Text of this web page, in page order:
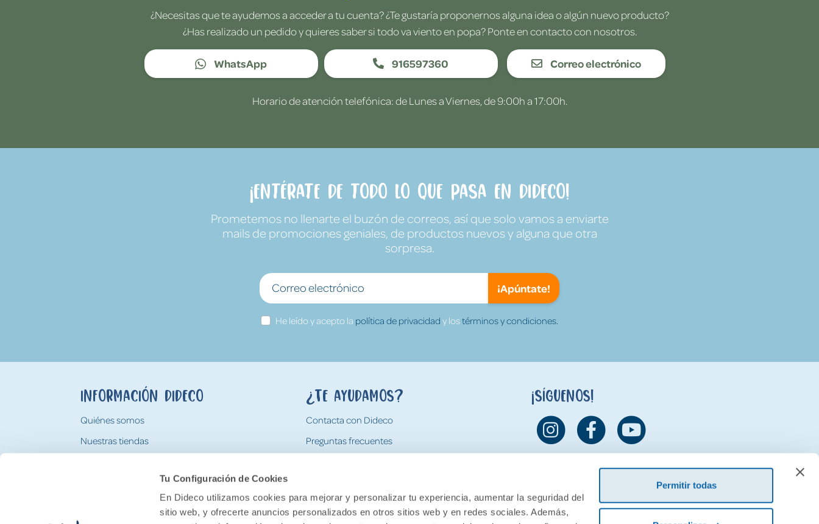
Tu Configuración de Cookies
En Dideco utilizamos cookies para mejorar y personalizar tu experiencia, aumentar la seguridad del
sitio web, y ofrecerte anuncios personalizados en otros sitios web y en redes sociales. Además,
Permitir todas
¿Necesitas que te ayudemos a acceder a tu cuenta? ¿Te gustaría proponernos alguna idea o algún nuevo producto?
¿Has realizado un pedido y quieres saber si todo va viento en popa? Ponte en contacto con nosotros.
WhatsApp 916597360 Correo electrónico
Horario de atención telefónica: de Lunes a Viernes, de 9:00h a 17:00h.
¡Entérate de todo lo que pasa en Dideco!
Prometemos no llenarte el buzón de correos, así que solo vamos a enviarte
mails de promociones geniales, de productos nuevos y alguna que otra
sorpresa.
¡Apúntate!
He leído y acepto la política de privacidad y lostérminos y condiciones.
Información Dideco
Quiénes somos
Nuestras tiendas
Tarjeta Regalo Dideco
¿Te ayudamos?
Contacta con Dideco
Preguntas frecuentes
Devoluciones
¡Síguenos!